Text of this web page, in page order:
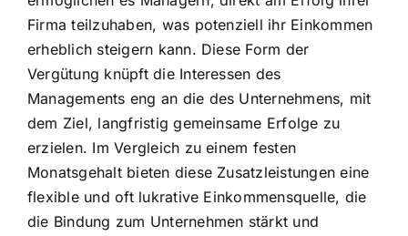
Firma teilzuhaben, was potenziell ihr Einkommen
erheblich steigern kann. Diese Form der
Vergütung knüpft die Interessen des
Managements eng an die des Unternehmens, mit
dem Ziel, langfristig gemeinsame Erfolge zu
erzielen. Im Vergleich zu einem festen
Monatsgehalt bieten diese Zusatzleistungen eine
flexible und oft lukrative Einkommensquelle, die
die Bindung zum Unternehmen stärkt und